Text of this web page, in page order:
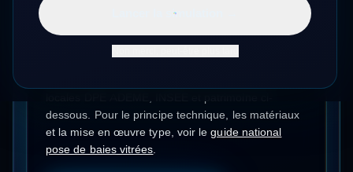
Lancer la simulation →
Dès 1 200 € posée
dessous. Pour le principe technique, les matériaux
et la mise en œuvre type, voir le guide national
pose de baies vitrées